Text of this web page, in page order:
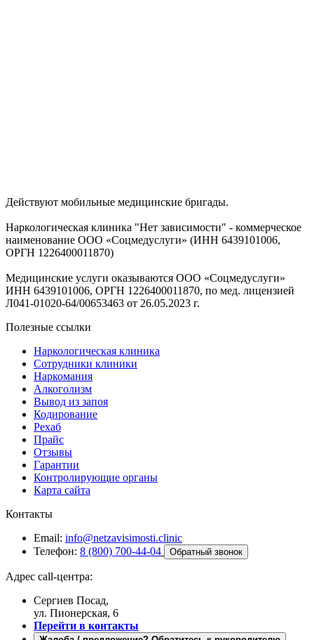
Действуют мобильные медицинские бригады.
Наркологическая клиника "Нет зависимости" - коммерческое
наименование ООО «Соцмедуслуги» (ИНН 6439101006,
ОРГН 1226400011870)
Медицинские услуги оказываются ООО «Соцмедуслуги»
ИНН 6439101006, ОРГН 1226400011870, по мед. лицензией
Л041-01020-64/00653463 от 26.05.2023 г.
Полезные ссылки
Наркологическая клиника
Сотрудники клиники
Наркомания
Алкоголизм
Вывод из запоя
Кодирование
Рехаб
Прайс
Отзывы
Гарантии
Контролирующие органы
Карта сайта
Контакты
Email: info@netzavisimosti.clinic
Телефон: 8 (800) 700-44-04 Обратный звонок
Адрес call-центра:
Сергиев Посад,
ул. Пионерская, 6
Перейти в контакты